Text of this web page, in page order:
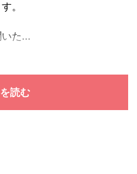
。
た...
読む